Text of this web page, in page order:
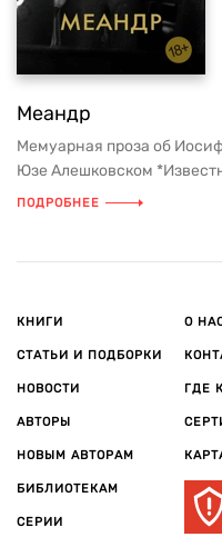
Меандр
Мемуарная проза об
Юзе Алешковском
ПОДРОБНЕЕ
КНИГИ
СТАТЬИ И ПОДБОРКИ
НОВОСТИ
АВТОРЫ
НОВЫМ АВТОРАМ
БИБЛИОТЕКАМ
СЕРИИ
О
ГДЕ